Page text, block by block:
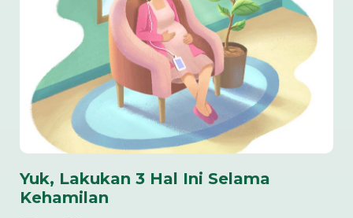
Yuk, Lakukan 3 Hal Ini Selama
Kehamilan